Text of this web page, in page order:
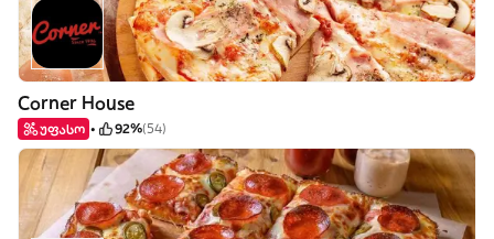
Corner House
უფასო 92%(54)